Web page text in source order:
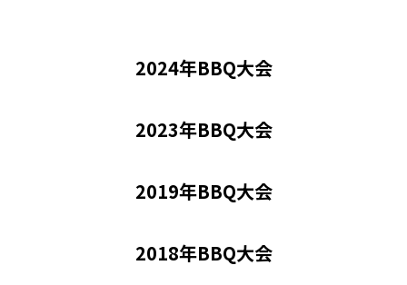
2024年BBQ大会
2023年BBQ大会
2019年BBQ大会
2018年BBQ大会